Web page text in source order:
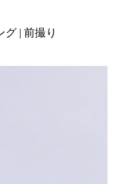
| 前撮り